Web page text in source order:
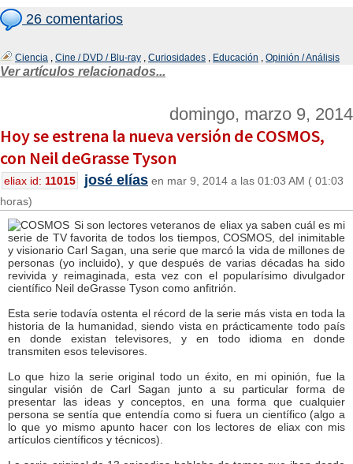
26 comentarios
Ciencia , Cine / DVD / Blu-ray , Curiosidades , Educación , Opinión / Análisis
Ver artículos relacionados...
domingo, marzo 9, 2014
Hoy se estrena la nueva versión de COSMOS,
con Neil deGrasse Tyson
eliax id: 11015 josé elías en mar 9, 2014 a las 01:03 AM ( 01:03
horas)
Si son lectores veteranos de eliax ya saben cuál es mi
serie de TV favorita de todos los tiempos, COSMOS, del inimitable
y visionario Carl Sagan, una serie que marcó la vida de millones de
personas (yo incluido), y que después de varias décadas ha sido
revivida y reimaginada, esta vez con el popularísimo divulgador
científico Neil deGrasse Tyson como anfitrión.
Esta serie todavía ostenta el récord de la serie más vista en toda la
historia de la humanidad, siendo vista en prácticamente todo país
en donde existan televisores, y en todo idioma en donde
transmiten esos televisores.
Lo que hizo la serie original todo un éxito, en mi opinión, fue la
singular visión de Carl Sagan junto a su particular forma de
presentar las ideas y conceptos, en una forma que cualquier
persona se sentía que entendía como si fuera un científico (algo a
lo que yo mismo apunto hacer con los lectores de eliax con mis
artículos científicos y técnicos).